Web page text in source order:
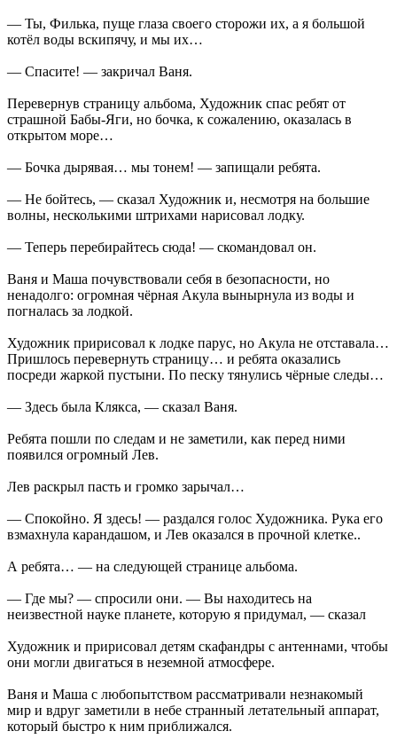
— Ты, Филька, пуще глаза своего сторожи их, а я большой
котёл воды вскипячу, и мы их…
— Спасите! — закричал Ваня.
Перевернув страницу альбома, Художник спас ребят от
страшной Бабы-Яги, но бочка, к сожалению, оказалась в
открытом море…
— Бочка дырявая… мы тонем! — запищали ребята.
— Не бойтесь, — сказал Художник и, несмотря на большие
волны, несколькими штрихами нарисовал лодку.
— Теперь перебирайтесь сюда! — скомандовал он.
Ваня и Maшa почувствовали себя в безопасности, но
ненадолго: огромная чёрная Акула вынырнула из воды и
погналась за лодкой.
Художник пририсовал к лодке парус, но Акула не отставала…
Пришлось перевернуть страницу… и ребята оказались
посреди жаркой пустыни. По песку тянулись чёрные следы…
— Здесь была Клякса, — сказал Ваня.
Ребята пошли по следам и не заметили, как перед ними
появился огромный Лев.
Лев раскрыл пасть и громко зарычал…
— Спокойно. Я здесь! — раздался голос Художника. Рука его
взмахнула карандашом, и Лев оказался в проч­ной клетке..
А ребята… — на следующей странице альбома.
— Где мы? — спросили они. — Вы находитесь на
неизвестной науке планете, которую я придумал, — сказал
Художник и пририсовал детям скафандры с антеннами, чтобы
они могли двигаться в неземной атмосфере.
Ваня и Maшa с любопытством рассматривали незнакомый
мир и вдруг заметили в небе странный летательный аппарат,
который быстро к ним приближался.